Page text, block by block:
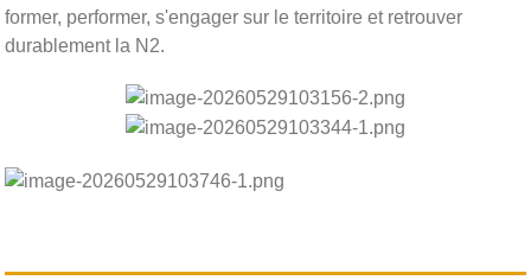
former, performer, s'engager sur le territoire et retrouver
durablement la N2.